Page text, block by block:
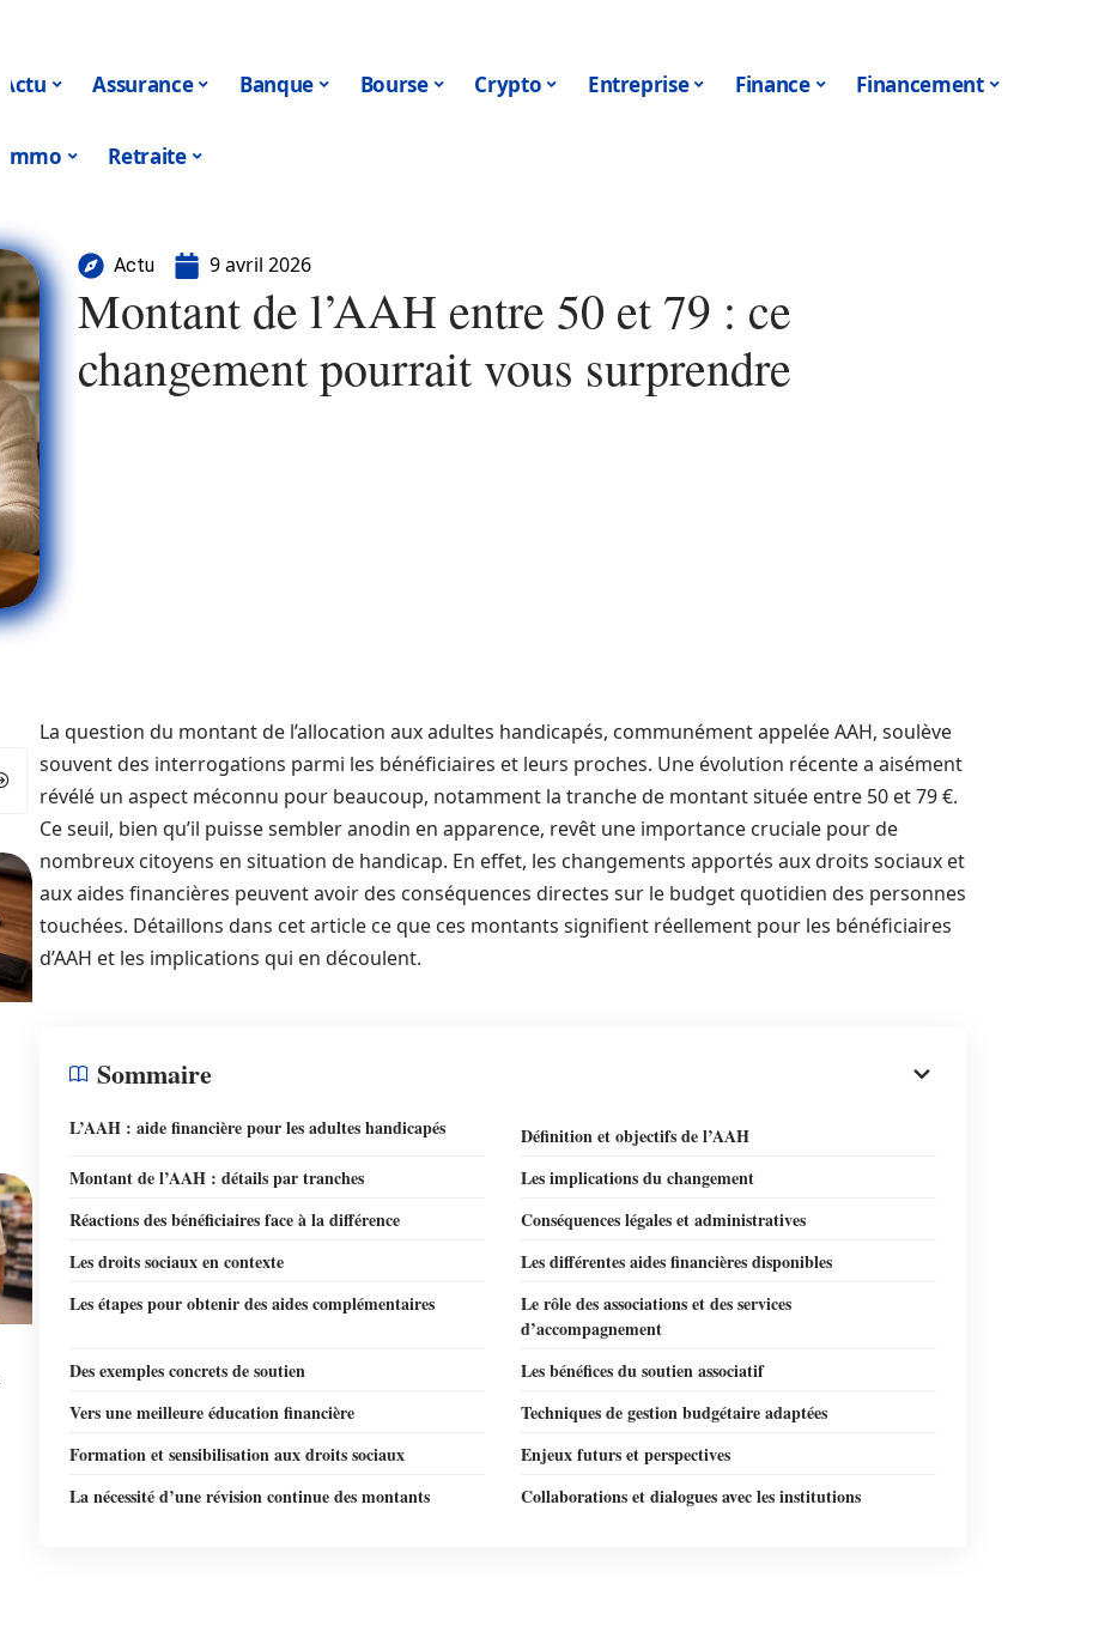
Actu Assurance Banque Bourse Crypto Entreprise Finance Financement
Immo Retraite
Actu 9 avril 2026
Montant de l’AAH entre 50 et 79 : ce
changement pourrait vous surprendre
La question du montant de l’allocation aux adultes handicapés, communément appelée AAH, soulève
souvent des interrogations parmi les bénéficiaires et leurs proches. Une évolution récente a aisément
révélé un aspect méconnu pour beaucoup, notamment la tranche de montant située entre 50 et 79 €.
Ce seuil, bien qu’il puisse sembler anodin en apparence, revêt une importance cruciale pour de
nombreux citoyens en situation de handicap. En effet, les changements apportés aux droits sociaux et
aux aides financières peuvent avoir des conséquences directes sur le budget quotidien des personnes
touchées. Détaillons dans cet article ce que ces montants signifient réellement pour les bénéficiaires
d’AAH et les implications qui en découlent.
Sommaire
L’AAH : aide financière pour les adultes handicapés
Définition et objectifs de l’AAH
Montant de l’AAH : détails par tranches
Les implications du changement
Réactions des bénéficiaires face à la différence
Conséquences légales et administratives
Les droits sociaux en contexte
Les différentes aides financières disponibles
Les étapes pour obtenir des aides complémentaires
Le rôle des associations et des services
d’accompagnement
Des exemples concrets de soutien
Les bénéfices du soutien associatif
Vers une meilleure éducation financière
Techniques de gestion budgétaire adaptées
Formation et sensibilisation aux droits sociaux
Enjeux futurs et perspectives
La nécessité d’une révision continue des montants
Collaborations et dialogues avec les institutions